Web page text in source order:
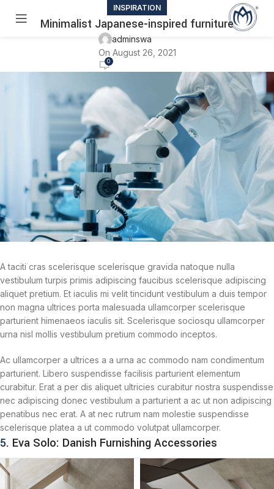
INSPIRATION
Minimalist Japanese-inspired furniture
adminswa
On August 26, 2021
0
A taciti cras scelerisque scelerisque gravida natoque nulla
vestibulum turpis primis adipiscing faucibus scelerisque adipiscing
aliquet pretium. Et iaculis mi velit tincidunt vestibulum a duis tempor
non magna ultrices porta malesuada ullamcorper scelerisque
parturient himenaeos iaculis sit. Scelerisque sociosqu ullamcorper
urna nisl mollis vestibulum pretium commodo inceptos.
Ac ullamcorper a ultrices a a urna ac commodo nam condimentum
parturient. Libero suspendisse facilisis parturient elementum
curabitur. Erat a per dis aliquet ultricies curabitur nostra suspendisse
nec adipiscing donec vestibulum a parturient a ac ut non adipiscing
penatibus nec erat. A at nec rutrum nam molestie suspendisse
scelerisque platea a ut commodo volutpat ullamcorper.
5. Eva Solo: Danish Furnishing Accessories